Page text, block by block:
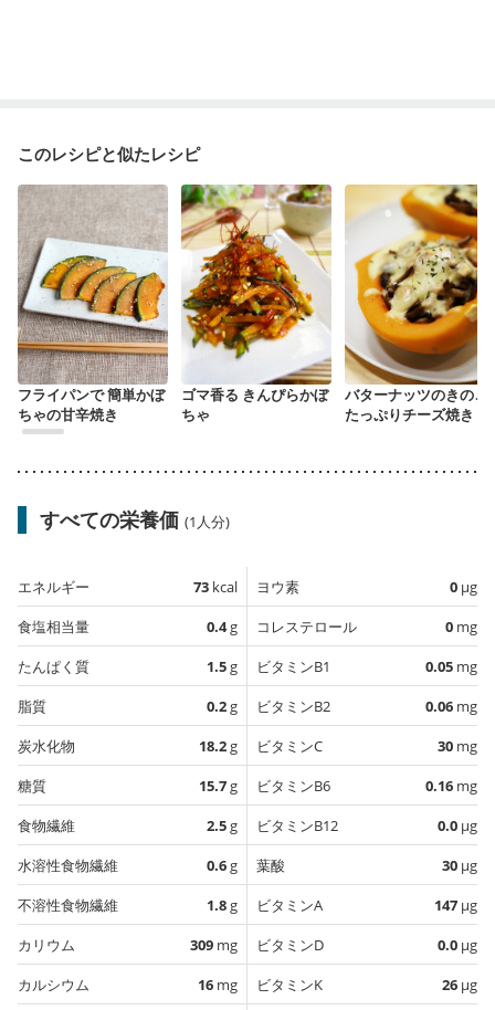
このレシピと似たレシピ
フライパンで 簡単かぼ
ちゃの甘辛焼き
ゴマ香る きんぴらかぼ
ちゃ
バターナッツのきのこ
たっぷりチーズ焼き
すべての栄養価 (1人分)
エネルギー 73 kcal
食塩相当量
0.4g
たんぱく質
1.5g
脂質
0.2g
炭水化物
18.2g
糖質
15.7g
食物繊維
2.5g
水溶性食物繊維
0.6g
不溶性食物繊維
1.8g
カリウム
309 mg
カルシウム
16 mg
ヨウ素 0 µg
コレステロール
0 mg
ビタミンB1
0.05 mg
ビタミンB2
0.06 mg
ビタミンC
30 mg
ビタミンB6
0.16 mg
ビタミンB12
0.0 µg
葉酸
30 µg
ビタミンA
147 µg
ビタミンD
0.0 µg
ビタミンK
26 µg